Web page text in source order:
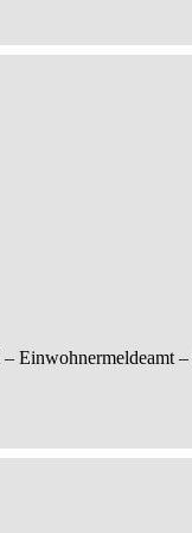
– Einwohnermeldeamt –